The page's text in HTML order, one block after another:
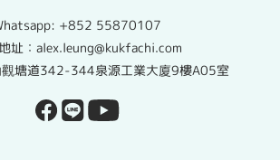
+852 55870107
址：alex.leung@kukfachi.com
觀塘道342-344泉源工業大廈9樓A05室